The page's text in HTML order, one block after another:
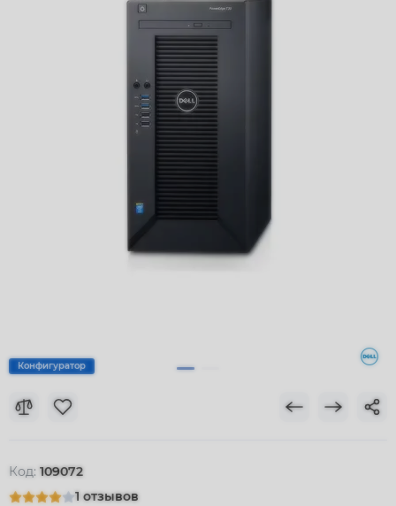
Конфигуратор
Код: 109072
1 отзывов